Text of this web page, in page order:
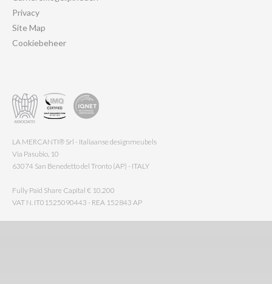
Privacy
Site Map
Cookiebeheer
LA MERCANTI® Srl - Italiaanse designmeubels
Via Pasubio, 10
63074 San Benedetto del Tronto (AP) - ITALY
Fully Paid Share Capital € 10.200
VAT N. IT01525090443 - REA 152843 AP